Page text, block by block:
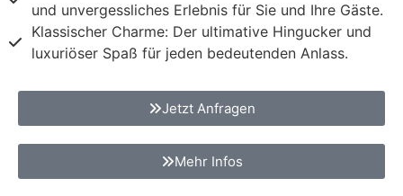
und unvergessliches Erlebnis für Sie und Ihre Gäste.
Klassischer Charme: Der ultimative Hingucker und
luxuriöser Spaß für jeden bedeutenden Anlass.
Jetzt Anfragen
Mehr Infos